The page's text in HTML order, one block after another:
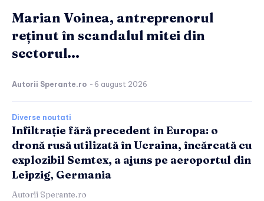
Marian Voinea, antreprenorul
reținut în scandalul mitei din
sectorul...
Autorii Sperante.ro - 6 august 2026
Diverse noutati
Infiltrație fără precedent în Europa: o
dronă rusă utilizată în Ucraina, încărcată cu
explozibil Semtex, a ajuns pe aeroportul din
Leipzig, Germania
Autorii Sperante.ro